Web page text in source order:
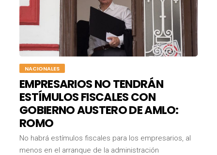
NACIONALES
EMPRESARIOS NO TENDRÁN
ESTÍMULOS FISCALES CON
GOBIERNO AUSTERO DE AMLO:
ROMO
No habrá estímulos fiscales para los empresarios, al
menos en el arranque de la administración